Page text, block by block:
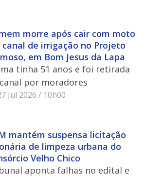
morre após cair com moto
canal de irrigação no Projeto
em Bom Jesus da Lapa
tinha 51 anos e foi retirada
por moradores
Jul 2026 / 10h00
mantém suspensa licitação
de limpeza urbana do
Velho Chico
aponta falhas no edital e